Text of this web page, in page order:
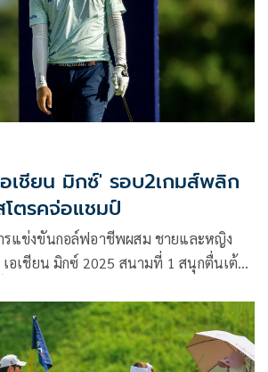
ในวันที่ 12 สิงหาคมนี้ ที่สนามเลควิว
บ อ.ชะอำ จ.เพชรบุรี
เชียน มิกซ์' รอบ2เกมส์พลิก
ตรคจ่อแชมป์
รแข่งขันกอล์ฟอาชีพผสม ชายและหญิง
อเชียน มิกซ์ 2025 สนามที่ 1 สนุกตื่นเต้น
เดอร์พาร์ 65 แซงขึ้นมาลุ้นแชมป์ด้วย
อันเดอร์พาร์ 131 อันดับ 2 เป็นของธันยากร
11 อันเดอร์พาร์ 134 ตามสองสโตรค